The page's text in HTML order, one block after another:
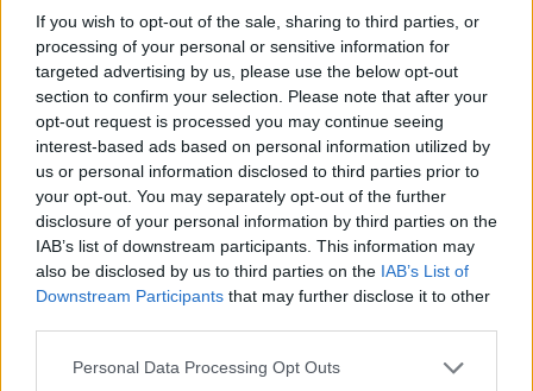
If you wish to opt-out of the sale, sharing to third parties, or
processing of your personal or sensitive information for
targeted advertising by us, please use the below opt-out
section to confirm your selection. Please note that after your
opt-out request is processed you may continue seeing
interest-based ads based on personal information utilized by
us or personal information disclosed to third parties prior to
your opt-out. You may separately opt-out of the further
disclosure of your personal information by third parties on the
IAB’s list of downstream participants. This information may
also be disclosed by us to third parties on the IAB’s List of
Downstream Participants that may further disclose it to other
Please note that this website/app uses one or more Google
Personal Data Processing Opt Outs
προστασίας. Επιπλέον, στην περίπτωση της οδού
Παναθηναίων προηγήθηκε φωτογραμμετρική
αποτύπωση υψηλής ακρίβειας.
9. Η Μενδώνη ετοίμασε ειδική μαρμάρινη επιγραφή
με το όνομά της στην Ακρόπολη
H πραγματικότητα είναι ότι καμία επιγραφή με το
όνομα της υπουργού Πολιτισμού δεν θα αναρτηθεί
επί του Βράχου της Ακροπόλεως όπως πιστοποιείται
και από τις σχετικές πινακίδες που δόθηκαν στη
δημοσιότητα.